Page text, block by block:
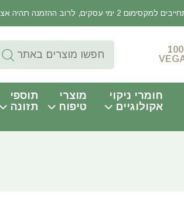
ההזמנה תהיה אצלכם כבר באותו היום!
חומרי ניקוי
אקולוגיים
מוצרי
טיפוח
תוספי
תזונה